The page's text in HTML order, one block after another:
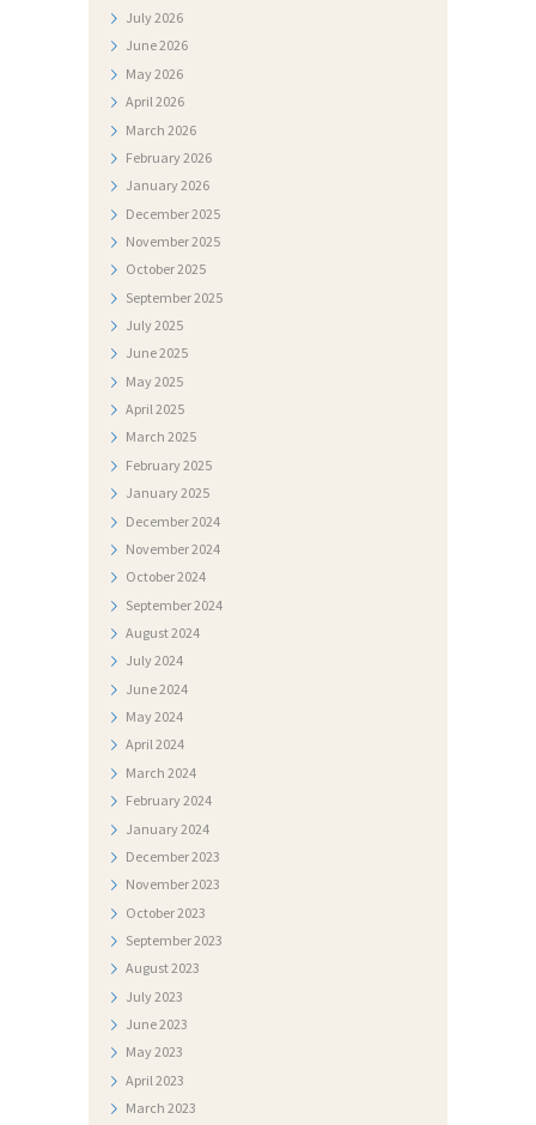
July2026
June2026
May2026
April2026
March 2026
February2026
January2026
December2025
November2025
October2025
September2025
July2025
June2025
May2025
April2025
March 2025
February2025
January2025
December2024
November2024
October2024
September2024
August2024
July2024
June2024
May2024
April2024
March 2024
February2024
January2024
December2023
November2023
October2023
September2023
August2023
July2023
June2023
May2023
April 2023
March 2023